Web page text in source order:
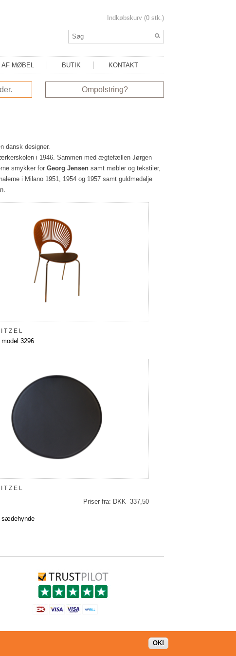
Indkøbskurv (0 stk.)
AF MØBEL BUTIK KONTAKT
Ompolstring?
dansk designer.
i 1946. Sammen med ægtefællen Jørgen
smykker for Georg Jensensamt møbler og tekstiler,
i Milano 1951, 1954 og 1957 samt guldmedalje
3296
Priser fra: DKK 337,50
sædehynde
OK!